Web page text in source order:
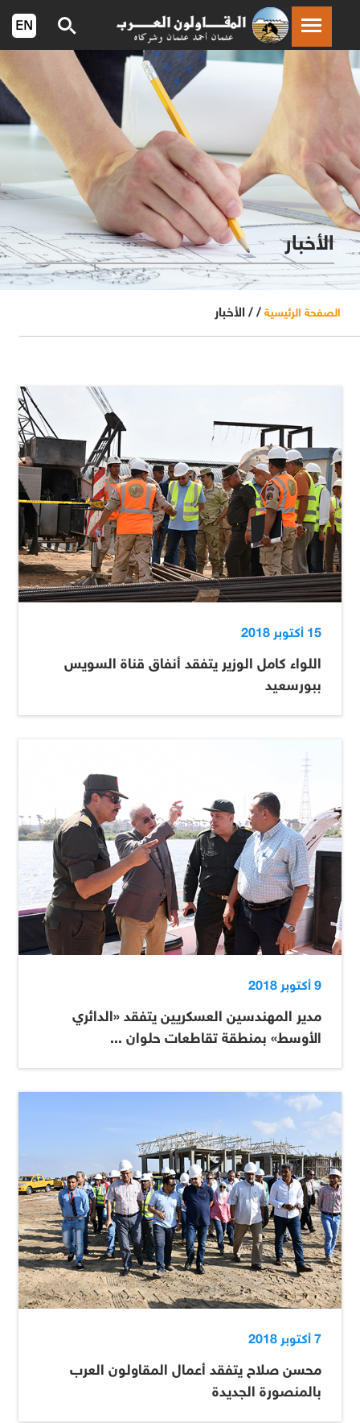
الأخبار
الصفحة الرئيسية / / الأخبار
15 أكتوبر 2018
اللواء كامل الوزير يتفقد أنفاق قناة السويس
ببورسعيد
9 أكتوبر 2018
مدير المهندسين العسكريين يتفقد «الدائري
الأوسط» بمنطقة تقاطعات حلوان ...
7 أكتوبر 2018
محسن صلاح يتفقد أعمال المقاولون العرب
بالمنصورة الجديدة